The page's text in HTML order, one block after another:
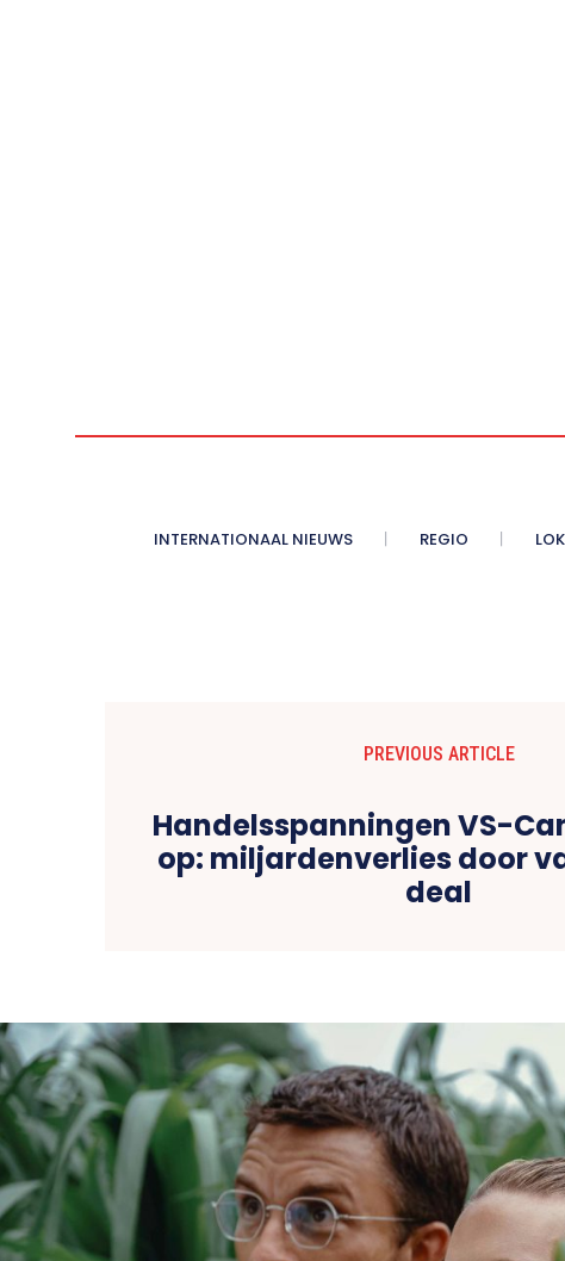
INTERNATIONAAL NIEUWS REGIO
PREVIOUS ARTICLE
Handelsspanningen VS-
op: miljardenverlies door
deal